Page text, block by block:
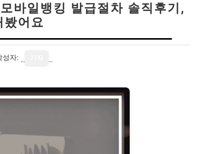
바일뱅킹 발급절차 솔직후기,
봤어요
성자: